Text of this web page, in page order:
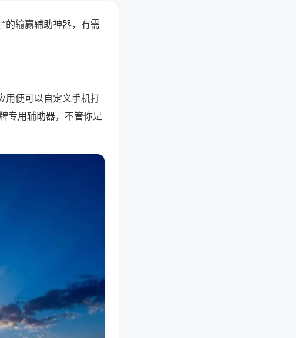
的输赢辅助神器，有需
用便可以自定义手机打
专用辅助器，不管你是